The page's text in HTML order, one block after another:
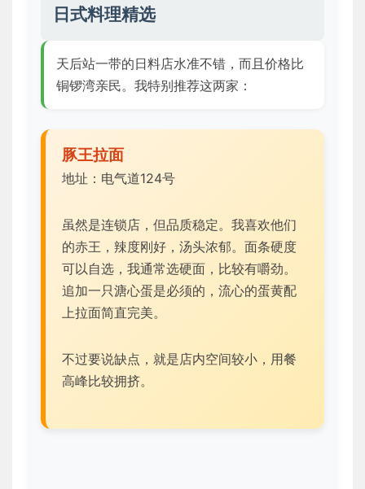
日式料理精选
天后站一带的日料店水准不错，而且价格比
铜锣湾亲民。我特别推荐这两家：
豚王拉面
地址：电气道124号
虽然是连锁店，但品质稳定。我喜欢他们
的赤王，辣度刚好，汤头浓郁。面条硬度
可以自选，我通常选硬面，比较有嚼劲。
追加一只溏心蛋是必须的，流心的蛋黄配
上拉面简直完美。
不过要说缺点，就是店内空间较小，用餐
高峰比较拥挤。